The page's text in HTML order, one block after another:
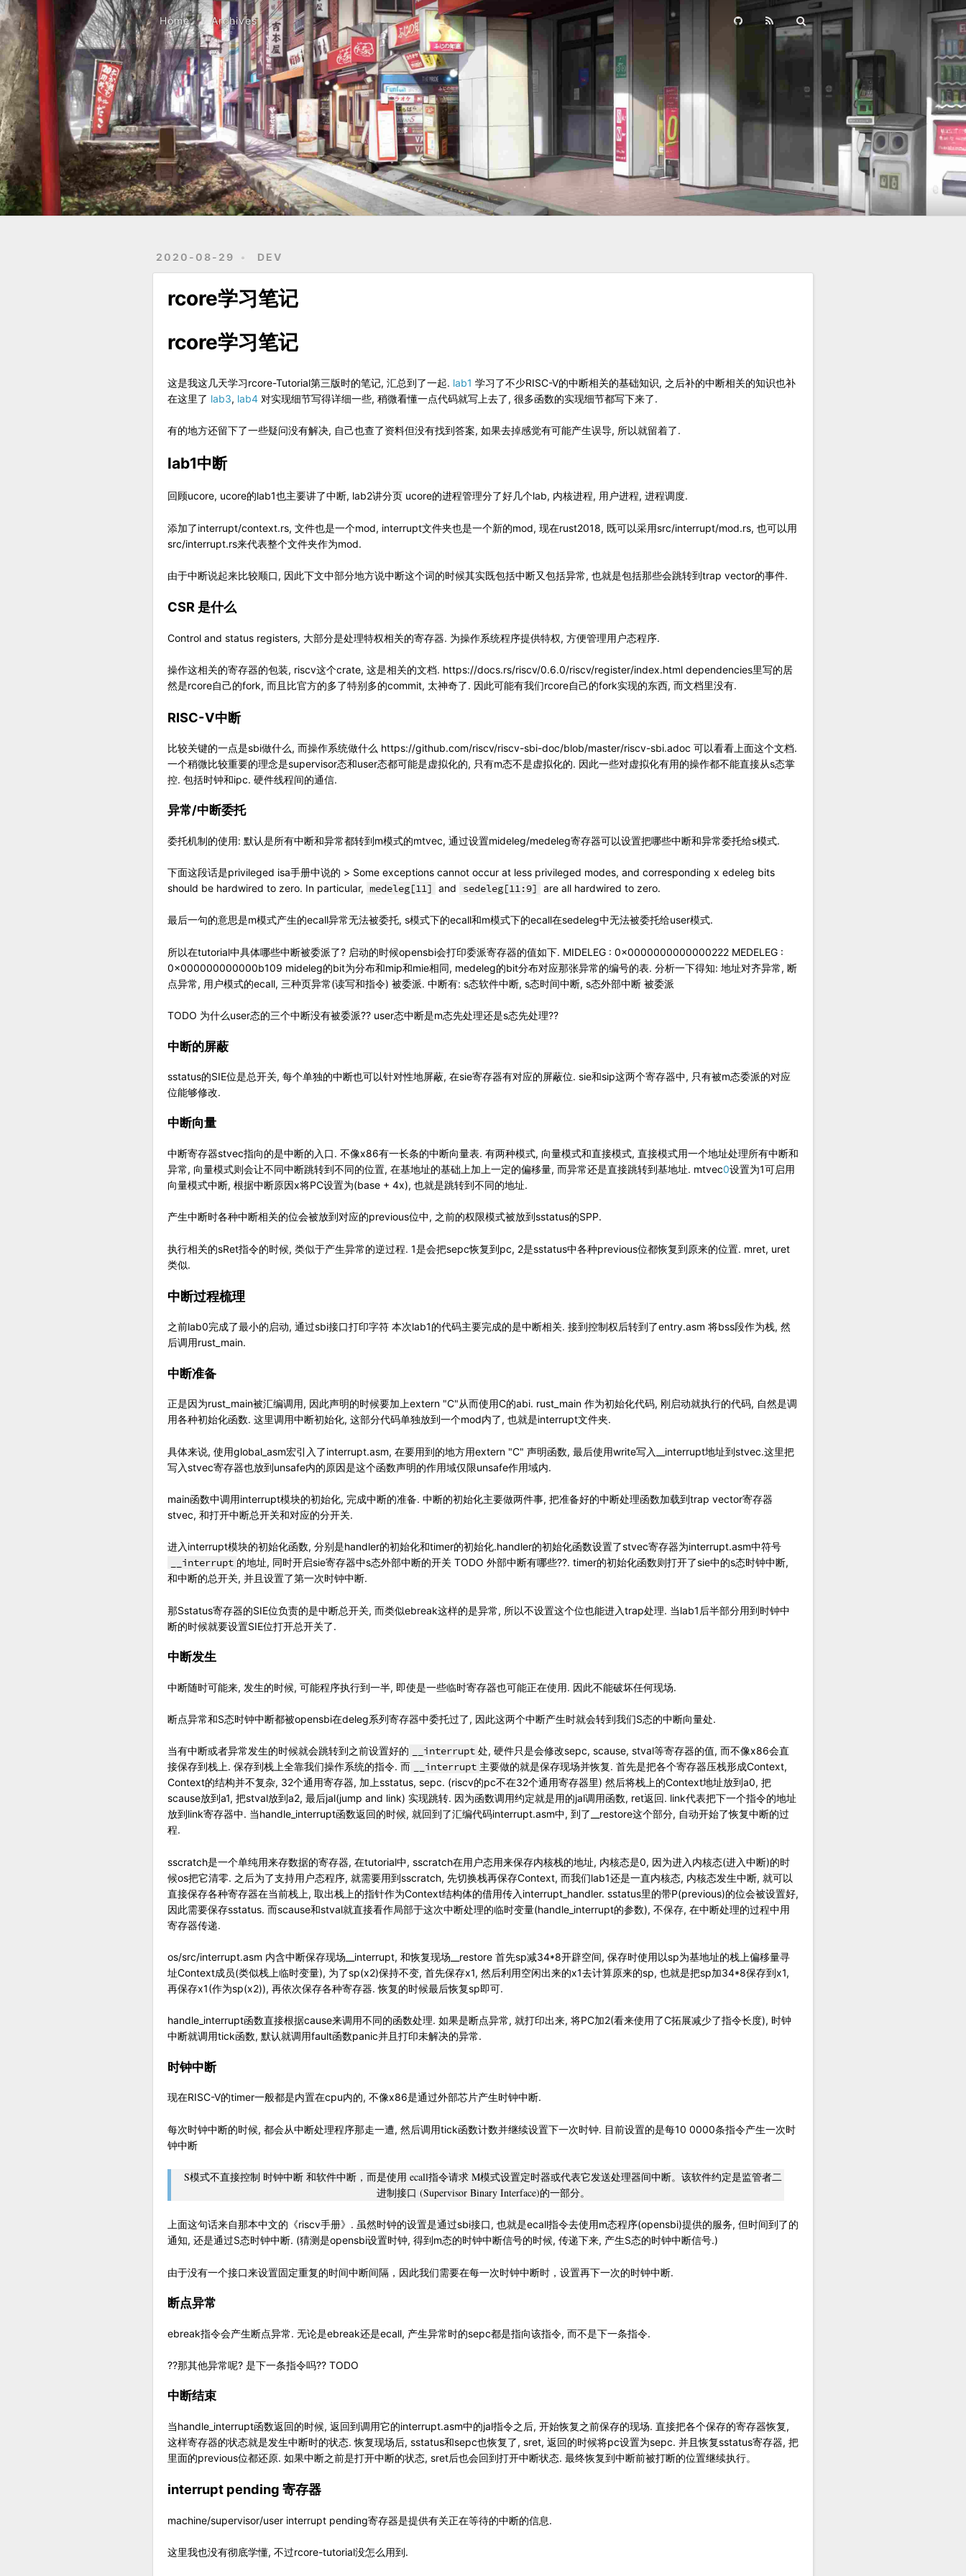
Home Archives
2020-08-29 DEV
rcore学习笔记
rcore学习笔记
这是我这几天学习rcore-Tutorial第三版时的笔记, 汇总到了一起. lab1 学习了不少RISC-V的中断相关的基础知识, 之后补的中断相关的知识也补
在这里了 lab3, lab4 对实现细节写得详细一些, 稍微看懂一点代码就写上去了, 很多函数的实现细节都写下来了.
有的地方还留下了一些疑问没有解决, 自己也查了资料但没有找到答案, 如果去掉感觉有可能产生误导, 所以就留着了.
lab1中断
回顾ucore, ucore的lab1也主要讲了中断, lab2讲分页 ucore的进程管理分了好几个lab, 内核进程, 用户进程, 进程调度.
添加了interrupt/context.rs, 文件也是一个mod, interrupt文件夹也是一个新的mod, 现在rust2018, 既可以采用src/interrupt/mod.rs, 也可以用
src/interrupt.rs来代表整个文件夹作为mod.
由于中断说起来比较顺口, 因此下文中部分地方说中断这个词的时候其实既包括中断又包括异常, 也就是包括那些会跳转到trap vector的事件.
CSR 是什么
Control and status registers, 大部分是处理特权相关的寄存器. 为操作系统程序提供特权, 方便管理用户态程序.
操作这相关的寄存器的包装, riscv这个crate, 这是相关的文档. https://docs.rs/riscv/0.6.0/riscv/register/index.html dependencies里写的居
然是rcore自己的fork, 而且比官方的多了特别多的commit, 太神奇了. 因此可能有我们rcore自己的fork实现的东西, 而文档里没有.
RISC-V中断
比较关键的一点是sbi做什么, 而操作系统做什么 https://github.com/riscv/riscv-sbi-doc/blob/master/riscv-sbi.adoc 可以看看上面这个文档.
一个稍微比较重要的理念是supervisor态和user态都可能是虚拟化的, 只有m态不是虚拟化的. 因此一些对虚拟化有用的操作都不能直接从s态掌
控. 包括时钟和ipc. 硬件线程间的通信.
异常/中断委托
委托机制的使用: 默认是所有中断和异常都转到m模式的mtvec, 通过设置mideleg/medeleg寄存器可以设置把哪些中断和异常委托给s模式.
下面这段话是privileged isa手册中说的 > Some exceptions cannot occur at less privileged modes, and corresponding x edeleg bits
should be hardwired to zero. In particular, medeleg[11] and sedeleg[11:9] are all hardwired to zero.
最后一句的意思是m模式产生的ecall异常无法被委托, s模式下的ecall和m模式下的ecall在sedeleg中无法被委托给user模式.
所以在tutorial中具体哪些中断被委派了? 启动的时候opensbi会打印委派寄存器的值如下. MIDELEG : 0x0000000000000222 MEDELEG :
0x000000000000b109 mideleg的bit为分布和mip和mie相同, medeleg的bit分布对应那张异常的编号的表. 分析一下得知: 地址对齐异常, 断
点异常, 用户模式的ecall, 三种页异常(读写和指令) 被委派. 中断有: s态软件中断, s态时间中断, s态外部中断 被委派
TODO 为什么user态的三个中断没有被委派?? user态中断是m态先处理还是s态先处理??
中断的屏蔽
sstatus的SIE位是总开关, 每个单独的中断也可以针对性地屏蔽, 在sie寄存器有对应的屏蔽位. sie和sip这两个寄存器中, 只有被m态委派的对应
位能够修改.
中断向量
中断寄存器stvec指向的是中断的入口. 不像x86有一长条的中断向量表. 有两种模式, 向量模式和直接模式, 直接模式用一个地址处理所有中断和
异常, 向量模式则会让不同中断跳转到不同的位置, 在基地址的基础上加上一定的偏移量, 而异常还是直接跳转到基地址. mtvec0设置为1可启用
向量模式中断, 根据中断原因x将PC设置为(base + 4x), 也就是跳转到不同的地址.
产生中断时各种中断相关的位会被放到对应的previous位中, 之前的权限模式被放到sstatus的SPP.
执行相关的sRet指令的时候, 类似于产生异常的逆过程. 1是会把sepc恢复到pc, 2是sstatus中各种previous位都恢复到原来的位置. mret, uret
类似.
中断过程梳理
之前lab0完成了最小的启动, 通过sbi接口打印字符 本次lab1的代码主要完成的是中断相关. 接到控制权后转到了entry.asm 将bss段作为栈, 然
后调用rust_main.
中断准备
正是因为rust_main被汇编调用, 因此声明的时候要加上extern "C"从而使用C的abi. rust_main 作为初始化代码, 刚启动就执行的代码, 自然是调
用各种初始化函数. 这里调用中断初始化, 这部分代码单独放到一个mod内了, 也就是interrupt文件夹.
具体来说, 使用global_asm宏引入了interrupt.asm, 在要用到的地方用extern "C" 声明函数, 最后使用write写入__interrupt地址到stvec.这里把
写入stvec寄存器也放到unsafe内的原因是这个函数声明的作用域仅限unsafe作用域内.
main函数中调用interrupt模块的初始化, 完成中断的准备. 中断的初始化主要做两件事, 把准备好的中断处理函数加载到trap vector寄存器
stvec, 和打开中断总开关和对应的分开关.
进入interrupt模块的初始化函数, 分别是handler的初始化和timer的初始化.handler的初始化函数设置了stvec寄存器为interrupt.asm中符号
__interrupt 的地址, 同时开启sie寄存器中s态外部中断的开关 TODO 外部中断有哪些??. timer的初始化函数则打开了sie中的s态时钟中断,
和中断的总开关, 并且设置了第一次时钟中断.
那Sstatus寄存器的SIE位负责的是中断总开关, 而类似ebreak这样的是异常, 所以不设置这个位也能进入trap处理. 当lab1后半部分用到时钟中
断的时候就要设置SIE位打开总开关了.
中断发生
中断随时可能来, 发生的时候, 可能程序执行到一半, 即使是一些临时寄存器也可能正在使用. 因此不能破坏任何现场.
断点异常和S态时钟中断都被opensbi在deleg系列寄存器中委托过了, 因此这两个中断产生时就会转到我们S态的中断向量处.
当有中断或者异常发生的时候就会跳转到之前设置好的 __interrupt 处, 硬件只是会修改sepc, scause, stval等寄存器的值, 而不像x86会直
接保存到栈上. 保存到栈上全靠我们操作系统的指令. 而
__interrupt 主要做的就是保存现场并恢复. 首先是把各个寄存器压栈形成Context,
Context的结构并不复杂, 32个通用寄存器, 加上sstatus, sepc. (riscv的pc不在32个通用寄存器里) 然后将栈上的Context地址放到a0, 把
scause放到a1, 把stval放到a2, 最后jal(jump and link) 实现跳转. 因为函数调用约定就是用的jal调用函数, ret返回. link代表把下一个指令的地址
放到link寄存器中. 当handle_interrupt函数返回的时候, 就回到了汇编代码interrupt.asm中, 到了__restore这个部分, 自动开始了恢复中断的过
程.
sscratch是一个单纯用来存数据的寄存器, 在tutorial中, sscratch在用户态用来保存内核栈的地址, 内核态是0, 因为进入内核态(进入中断)的时
候os把它清零. 之后为了支持用户态程序, 就需要用到sscratch, 先切换栈再保存Context, 而我们lab1还是一直内核态, 内核态发生中断, 就可以
直接保存各种寄存器在当前栈上, 取出栈上的指针作为Context结构体的借用传入interrupt_handler. sstatus里的带P(previous)的位会被设置好,
因此需要保存sstatus. 而scause和stval就直接看作局部于这次中断处理的临时变量(handle_interrupt的参数), 不保存, 在中断处理的过程中用
寄存器传递.
os/src/interrupt.asm 内含中断保存现场__interrupt, 和恢复现场__restore 首先sp减34*8开辟空间, 保存时使用以sp为基地址的栈上偏移量寻
址Context成员(类似栈上临时变量), 为了sp(x2)保持不变, 首先保存x1, 然后利用空闲出来的x1去计算原来的sp, 也就是把sp加34*8保存到x1,
再保存x1(作为sp(x2)), 再依次保存各种寄存器. 恢复的时候最后恢复sp即可.
handle_interrupt函数直接根据cause来调用不同的函数处理. 如果是断点异常, 就打印出来, 将PC加2(看来使用了C拓展减少了指令长度), 时钟
中断就调用tick函数, 默认就调用fault函数panic并且打印未解决的异常.
时钟中断
现在RISC-V的timer一般都是内置在cpu内的, 不像x86是通过外部芯片产生时钟中断.
每次时钟中断的时候, 都会从中断处理程序那走一遭, 然后调用tick函数计数并继续设置下一次时钟. 目前设置的是每10 0000条指令产生一次时
钟中断
S模式不直接控制 时钟中断 和软件中断，而是使用 ecall指令请求 M模式设置定时器或代表它发送处理器间中断。该软件约定是监管者二
进制接口 (Supervisor Binary Interface)的一部分。
上面这句话来自那本中文的《riscv手册》. 虽然时钟的设置是通过sbi接口, 也就是ecall指令去使用m态程序(opensbi)提供的服务, 但时间到了的
通知, 还是通过S态时钟中断. (猜测是opensbi设置时钟, 得到m态的时钟中断信号的时候, 传递下来, 产生S态的时钟中断信号.)
由于没有一个接口来设置固定重复的时间中断间隔，因此我们需要在每一次时钟中断时，设置再下一次的时钟中断.
断点异常
ebreak指令会产生断点异常. 无论是ebreak还是ecall, 产生异常时的sepc都是指向该指令, 而不是下一条指令.
??那其他异常呢? 是下一条指令吗?? TODO
中断结束
当handle_interrupt函数返回的时候, 返回到调用它的interrupt.asm中的jal指令之后, 开始恢复之前保存的现场. 直接把各个保存的寄存器恢复,
这样寄存器的状态就是发生中断时的状态. 恢复现场后, sstatus和sepc也恢复了, sret, 返回的时候将pc设置为sepc. 并且恢复sstatus寄存器, 把
里面的previous位都还原. 如果中断之前是打开中断的状态, sret后也会回到打开中断状态. 最终恢复到中断前被打断的位置继续执行。
interrupt pending 寄存器
machine/supervisor/user interrupt pending寄存器是提供有关正在等待的中断的信息.
这里我也没有彻底学懂, 不过rcore-tutorial没怎么用到.
Home